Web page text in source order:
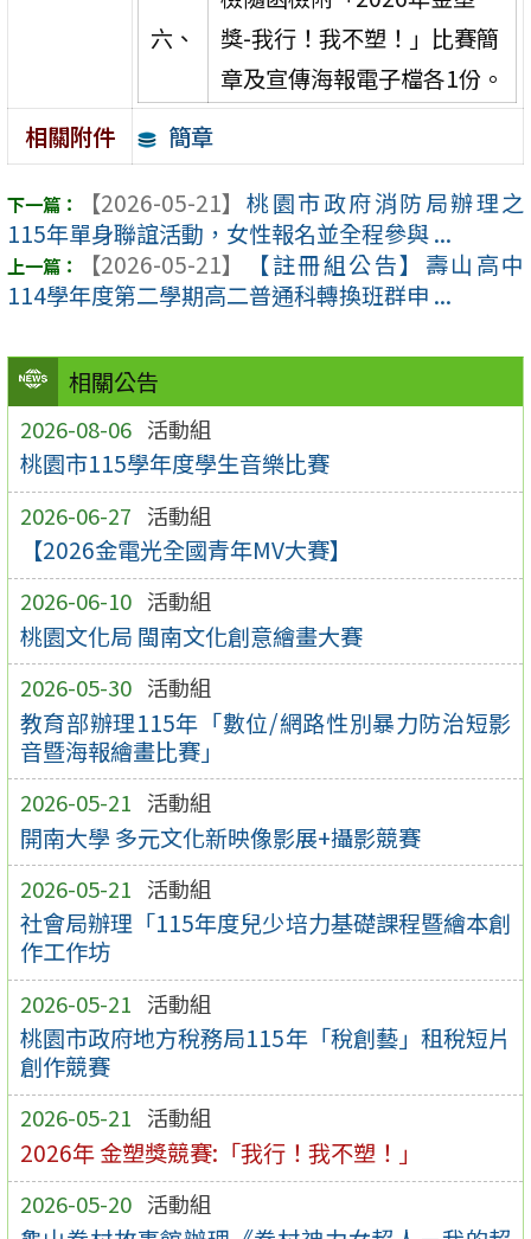
相關公告
2026-08-06 活動組
桃園市115學年度學生音樂比賽
2026-06-27 活動組
【2026金電光全國青年MV大賽】
2026-06-10 活動組
桃園文化局 閩南文化創意繪畫大賽
2026-05-30 活動組
教育部辦理115年「數位/網路性別暴力防治短影
音暨海報繪畫比賽」
2026-05-21 活動組
開南大學 多元文化新映像影展+攝影競賽
2026-05-21 活動組
社會局辦理「115年度兒少培力基礎課程暨繪本創
作工作坊
2026-05-21 活動組
桃園市政府地方稅務局115年「稅創藝」租稅短片
創作競賽
2026-05-21 活動組
2026年 金塑獎競賽:「我行！我不塑！」
2026-05-20 活動組
六、
獎-我行！我不塑！」比賽簡
章及宣傳海報電子檔各1份。
相關附件
簡章
【2026-05-21】 桃園市政府消防局辦理之
115年單身聯誼活動，女性報名並全程參與 ...
【2026-05-21】
【註冊組公告】壽山高中
114學年度第二學期高二普通科轉換班群申 ...